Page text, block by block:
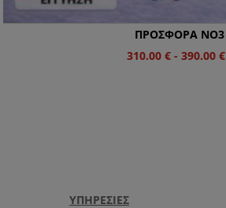
ΠΡΟΣΦΟΡΑ NO3
310.00€ -390.00€
ΥΠΗΡΕΣΙΕΣ